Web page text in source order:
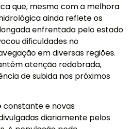
que, mesmo com a melhora
ainda reflete os
enfrentada pelo estado
dificuldades no
em diversas regiões.
atenção redobrada,
de subida nos próximos
e novas
diariamente pelos